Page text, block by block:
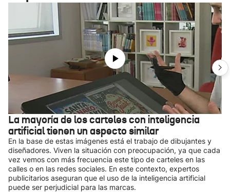
La mayoría de los carteles con inteligencia
artificial tienen un aspecto similar
En la base de estas imágenes está el trabajo de dibujantes y
diseñadores. Viven la situación con preocupación, ya que cada
vez vemos con más frecuencia este tipo de carteles en las
calles o en las redes sociales. En este contexto, expertos
publicitarios aseguran que el uso de la inteligencia artificial
puede ser perjudicial para las marcas.